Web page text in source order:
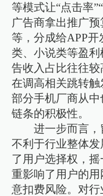
等模式让“点击率
广告商拿出推广
等，分成给APP
类、小说类等盈
告收入占比往往
在调高相关跳转触
部分手机厂商从
链条的积极性。
进一步而言
不利于行业整体
了用户选择权，
重影响了用户的
意扣费风险。对